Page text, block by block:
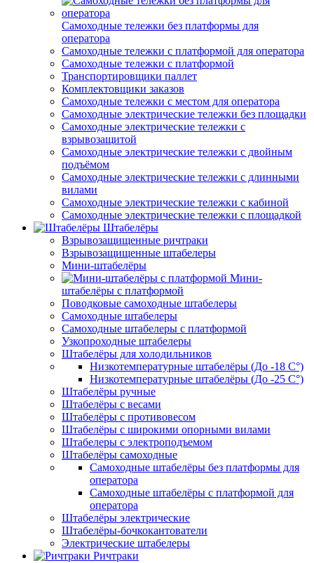
Самоходные тележки без платформы для
оператора
Самоходные тележки с платформой для оператора
Самоходные тележки с платформой
Транспортировщики паллет
Комплектовщики заказов
Самоходные тележки с местом для оператора
Самоходные электрические тележки без площадки
Самоходные электрические тележки с
взрывозащитой
Самоходные электрические тележки с двойным
подъёмом
Самоходные электрические тележки с длинными
вилами
Самоходные электрические тележки с кабиной
Самоходные электрические тележки с площадкой
Штабелёры
Взрывозащищенные ричтраки
Взрывозащищенные штабелеры
Мини-штабелёры
Мини-
штабелёры с платформой
Поводковые самоходные штабелеры
Самоходные штабелеры
Самоходные штабелеры с платформой
Узкопроходные штабелеры
Штабелёры для холодильников
Низкотемпературные штабелёры (До -18 C°)
Низкотемпературные штабелёры (До -25 C°)
Штабелёры ручные
Штабелёры с весами
Штабелёры с противовесом
Штабелёры с широкими опорными вилами
Штабелеры с электроподъемом
Штабелёры самоходные
Самоходные штабелёры без платформы для
оператора
Самоходные штабелёры с платформой для
оператора
Штабелёры электрические
Штабелёры-бочкокантователи
Электрические штабелеры
Ричтраки